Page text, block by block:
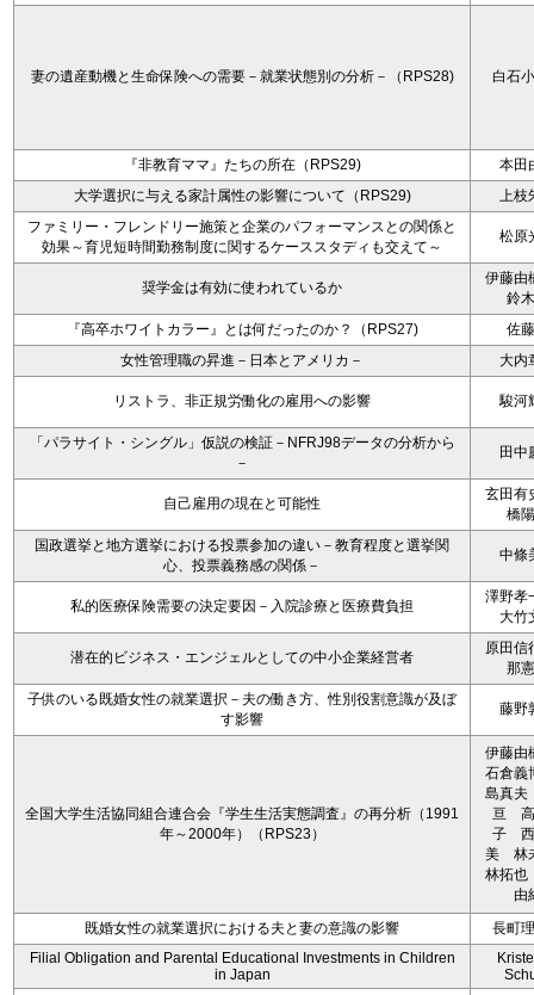
妻の遺産動機と生命保険への需要－就業状態別の分析－（RPS28) 白石
『非教育ママ』たちの所在（RPS29)
本田
大学選択に与える家計属性の影響について（RPS29)
上枝
ファミリー・フレンドリー施策と企業のパフォーマンスとの関係と
効果～育児短時間勤務制度に関するケーススタディも交えて～
松原
奨学金は有効に使われているか
伊藤由
鈴
『高卒ホワイトカラー』とは何だったのか？（RPS27)
佐
女性管理職の昇進－日本とアメリカ－
大内
リストラ、非正規労働化の雇用への影響 駿河
「パラサイト・シングル」仮説の検証－NFRJ98データの分析から
－
田中
自己雇用の現在と可能性
玄田有
橋
国政選挙と地方選挙における投票参加の違い－教育程度と選挙関
心、投票義務感の関係－
中條
私的医療保険需要の決定要因－入院診療と医療費負担
澤野孝
大竹
潜在的ビジネス・エンジェルとしての中小企業経営者
原田信
那
子供のいる既婚女性の就業選択－夫の働き方、性別役割意識が及ぼ
す影響
藤野
全国大学生活協同組合連合会『学生生活実態調査』の再分析（1991
年～2000年）（RPS23）
伊藤
石倉
島真
亘 高
子 西
美 林
林拓
由
既婚女性の就業選択における夫と妻の意識の影響
長町
Filial Obligation and Parental Educational Investments in Children
in Japan